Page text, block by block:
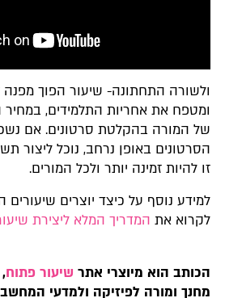
ולשורה התחתונה- שיעור הפוך מפנה
ומטפח את אחריות התלמידים,
של המורה בהקלטת סרטונים. אם
הסרטונים באופן נרחב, נוכל ליצור
זו להיות זמינה יותר ולכל המורים.
למידע נוסף על כיצד יוצרים שיעורים
לקרוא אתהמדריך המלא ליצירת
הכותב הוא מיוצרי אתר שיעור פתוח,
מחנך ומורה לפיזיקה ולמדעי